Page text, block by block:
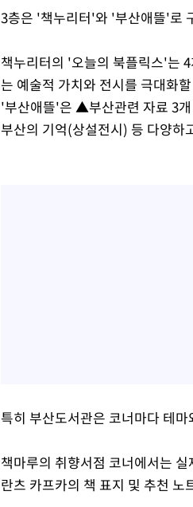
3층은 '책누리터'와 '부산애뜰'로
책누리터의 '오늘의 북플릭스'는
는 예술적 가치와 전시를 극대화
'부산애뜰'은 ▲부산관련 자료 3
부산의 기억(상설전시) 등 다양하
특히 부산도서관은 코너마다 테
책마루의 취향서점 코너에서는
란츠 카프카의 책 표지 및 추천 노